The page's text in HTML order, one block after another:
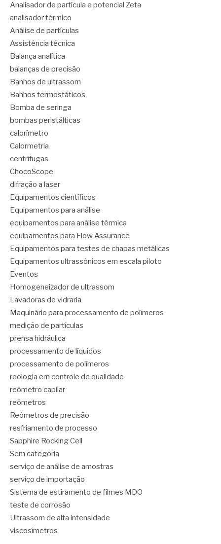
Analisador de partícula e potencial Zeta
analisador térmico
Análise de partículas
Assistência técnica
Balança analítica
balanças de precisão
Banhos de ultrassom
Banhos termostáticos
Bomba de seringa
bombas peristálticas
calorímetro
Calormetria
centrífugas
ChocoScope
difração a laser
Equipamentos científicos
Equipamentos para análise
equipamentos para análise térmica
equipamentos para Flow Assurance
Equipamentos para testes de chapas metálicas
Equipamentos ultrassônicos em escala piloto
Eventos
Homogeneizador de ultrassom
Lavadoras de vidraria
Maquinário para processamento de polímeros
medição de partículas
prensa hidráulica
processamento de líquidos
processamento de polímeros
reologia em controle de qualidade
reômetro capilar
reômetros
Reômetros de precisão
resfriamento de processo
Sapphire Rocking Cell
Sem categoria
serviço de análise de amostras
serviço de importação
Sistema de estiramento de filmes MDO
teste de corrosão
Ultrassom de alta intensidade
viscosímetros